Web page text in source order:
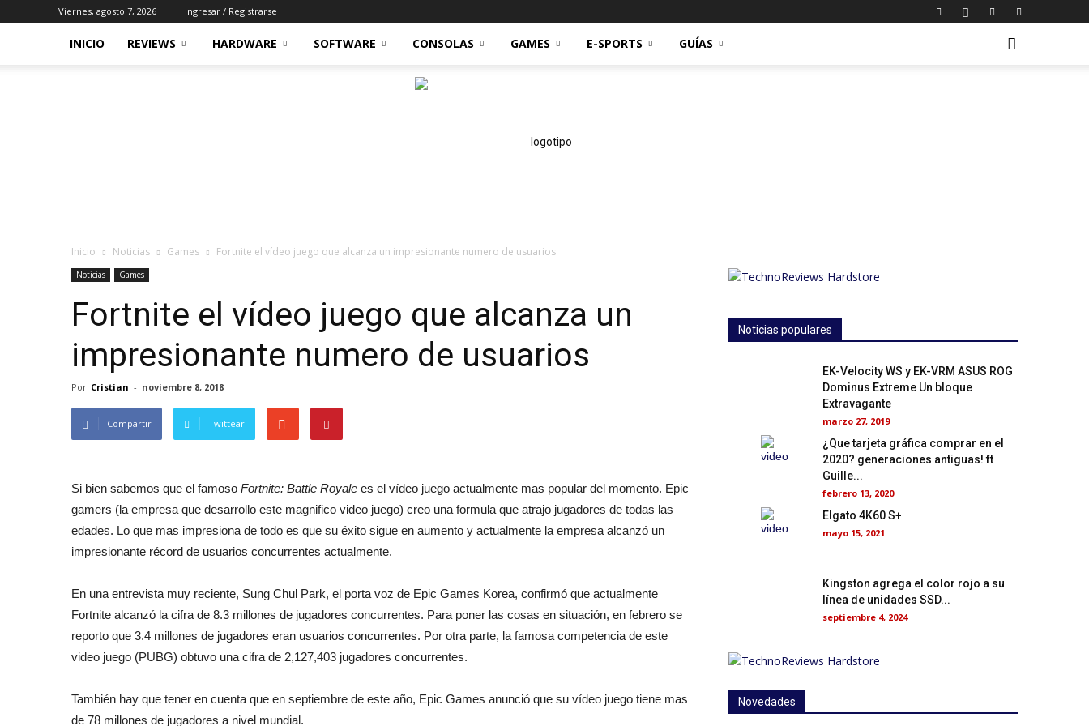
Viernes, agosto 7, 2026 Ingresar / Registrarse
INICIO REVIEWS HARDWARE SOFTWARE CONSOLAS GAMES E-SPORTS GUÍAS
unboxing
Inicio Noticias Games Fortnite el vídeo juego que alcanza un impresionante numero de usuarios
Noticias Games
Fortnite el vídeo juego que alcanza un
impresionante numero de usuarios
Por Cristian - noviembre 8, 2018
Compartir Twittear
Si bien sabemos que el famoso Fortnite: Battle Royale es el vídeo juego actualmente mas popular del momento. Epic
gamers (la empresa que desarrollo este magnifico video juego) creo una formula que atrajo jugadores de todas las
edades. Lo que mas impresiona de todo es que su éxito sigue en aumento y actualmente la empresa alcanzó un
impresionante récord de usuarios concurrentes actualmente.
En una entrevista muy reciente, Sung Chul Park, el porta voz de Epic Games Korea, confirmó que actualmente
Fortnite alcanzó la cifra de 8.3 millones de jugadores concurrentes. Para poner las cosas en situación, en febrero se
reporto que 3.4 millones de jugadores eran usuarios concurrentes. Por otra parte, la famosa competencia de este
video juego (PUBG) obtuvo una cifra de 2,127,403 jugadores concurrentes.
También hay que tener en cuenta que en septiembre de este año, Epic Games anunció que su vídeo juego tiene mas
de 78 millones de jugadores a nivel mundial.
Noticias populares
EK-Velocity WS y EK-VRM ASUS ROG
Dominus Extreme Un bloque
Extravagante
marzo 27, 2019
¿Que tarjeta gráfica comprar en el
2020? generaciones antiguas! ft
Guille...
febrero 13, 2020
Elgato 4K60 S+
mayo 15, 2021
Kingston agrega el color rojo a su
línea de unidades SSD...
septiembre 4, 2024
Novedades